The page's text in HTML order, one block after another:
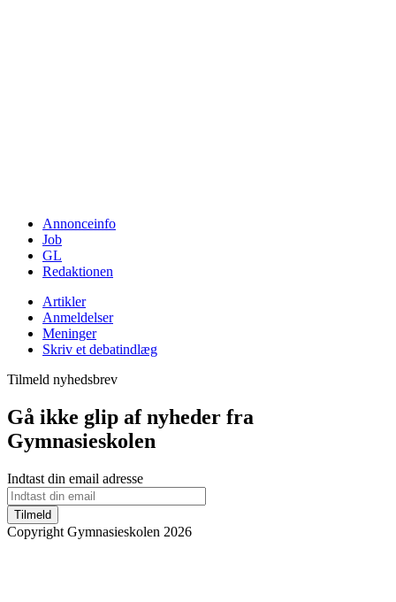
Annonceinfo
Job
GL
Redaktionen
Artikler
Anmeldelser
Meninger
Skriv et debatindlæg
Tilmeld nyhedsbrev
Gå ikke glip af nyheder fra
Gymnasieskolen
Indtast din email adresse
Tilmeld
Copyright Gymnasieskolen 2026